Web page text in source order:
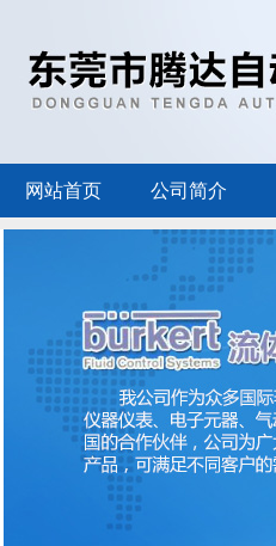
网站首页 公司简介